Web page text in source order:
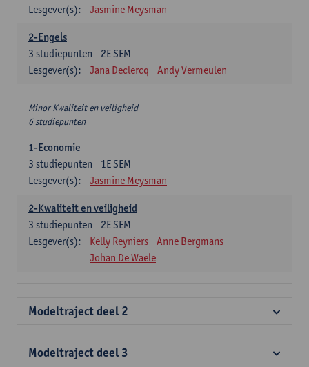
Lesgever(s):
Jasmine Meysman
2-Engels
2E SEM
3 studiepunten
Lesgever(s):
Jana Declercq Andy Vermeulen
Minor Kwaliteit en veiligheid
6 studiepunten
1-Economie
1E SEM
3 studiepunten
Lesgever(s):
Jasmine Meysman
2-Kwaliteit en veiligheid
2E SEM
3 studiepunten
Lesgever(s):
Kelly Reyniers
Anne Bergmans
Johan De Waele
Modeltraject deel 2
Modeltraject deel 3